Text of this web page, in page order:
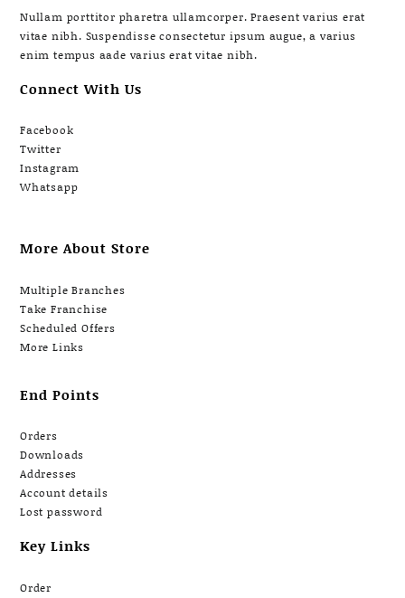
Nullam porttitor pharetra ullamcorper. Praesent varius erat
vitae nibh. Suspendisse consectetur ipsum augue, a varius
enim tempus aade varius erat vitae nibh.
Connect With Us
Facebook
Twitter
Instagram
Whatsapp
More About Store
Multiple Branches
Take Franchise
Scheduled Offers
More Links
End Points
Orders
Downloads
Addresses
Account details
Lost password
Key Links
Order